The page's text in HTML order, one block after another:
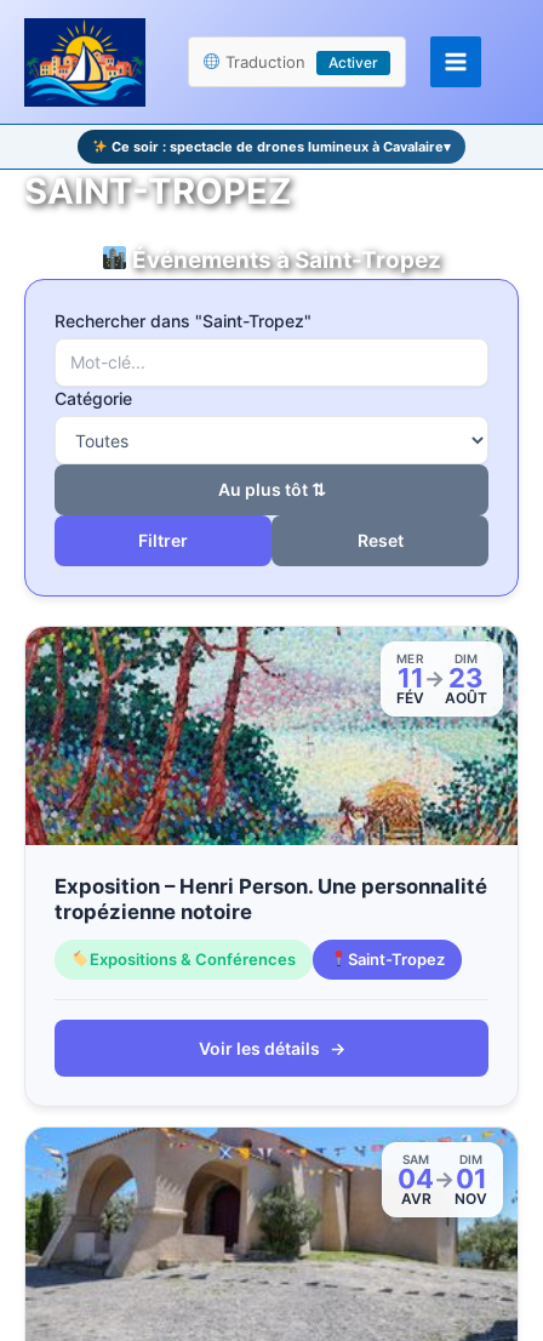
Panneau de gestion des cookies
Aller
contenu
Traduction Activer
Ce soir : spectacle de drones lumineux à Cavalaire▾
SAINT-TROPEZ
Événements à Saint-Tropez
Rechercher dans "Saint-Tropez"
Catégorie
Au plus tôt ⇅
Reset
MER
11
FÉV
→
DIM
23
AOÛT
Exposition – Henri Person. Une personnalité
tropézienne notoire
Expositions & Conférences Saint-Tropez
Voir les détails →
SAM
04
AVR
→
DIM
01
NOV